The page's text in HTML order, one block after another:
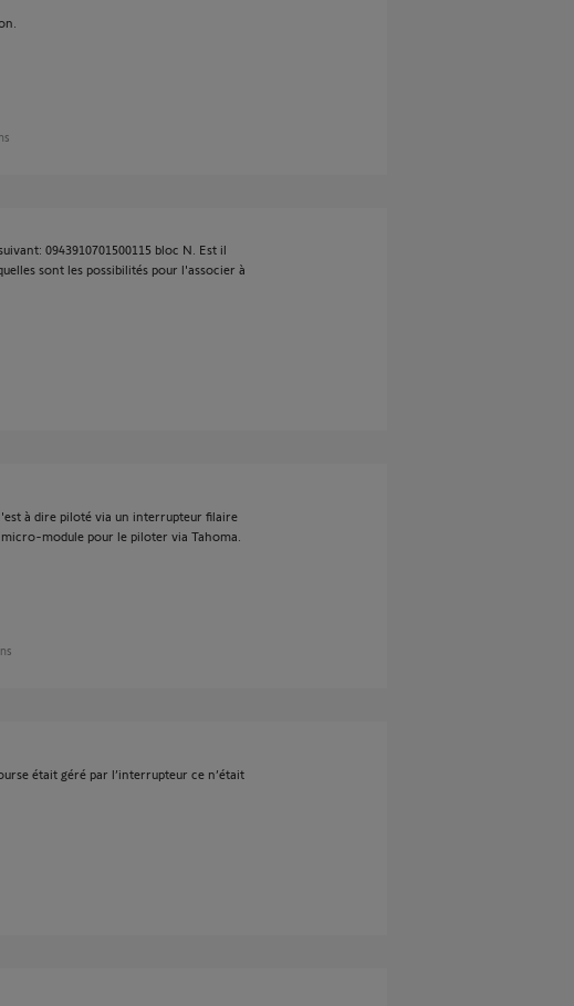
0943910701500115 bloc N. Est il
sont les possibilités pour l'associer à
à dire piloté via un interrupteur filaire
module pour le piloter via Tahoma.
était géré par l’interrupteur ce n’était